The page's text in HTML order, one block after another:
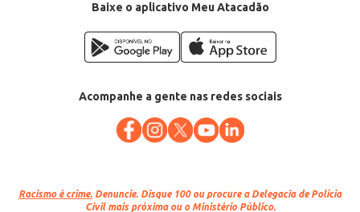
Baixe o aplicativo Meu Atacadão
Acompanhe a gente nas redes sociais
Racismo é crime. Denuncie. Disque 100 ou procure a Delegacia de Polícia
Civil mais próxima ou o Ministério Público.